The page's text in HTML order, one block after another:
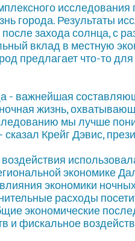
города. Результаты
захода солнца, с
вклад в местную
предлагает что-то
- важнейшая
жизнь,
мы лучше
сказал Крейг Дэвис,
экономике
экономики
расходы
экономические
и фискальное